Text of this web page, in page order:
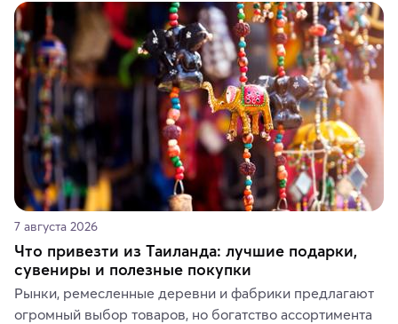
7 августа 2026
Что привезти из Таиланда: лучшие подарки,
сувениры и полезные покупки
Рынки, ремесленные деревни и фабрики предлагают
огромный выбор товаров, но богатство ассортимента